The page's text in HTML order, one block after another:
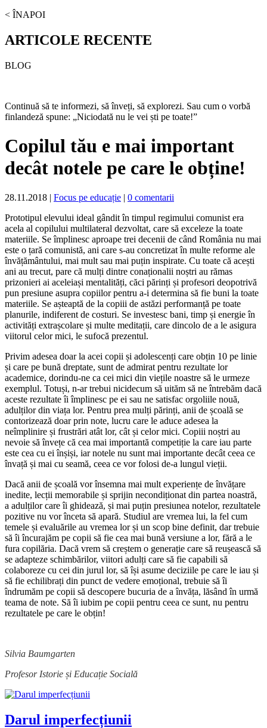
< ÎNAPOI
ARTICOLE RECENTE
BLOG
Continuă să te informezi, să înveți, să explorezi. Sau cum o vorbă
finlandeză spune: „Niciodată nu le vei ști pe toate!”
Copilul tău e mai important
decât notele pe care le obține!
28.11.2018 | Focus pe educație | 0 comentarii
Prototipul elevului ideal gândit în timpul regimului comunist era
acela al copilului multilateral dezvoltat, care să exceleze la toate
materiile. Se împlinesc aproape trei decenii de când România nu mai
este o țară comunistă, ani care s-au concretizat în multe reforme ale
învățământului, mai mult sau mai puțin inspirate. Cu toate că acești
ani au trecut, pare că mulți dintre conaționalii noștri au rămas
prizonieri ai aceleiași mentalități, căci părinți și profesori deopotrivă
pun presiune asupra copiilor pentru a-i determina să fie buni la toate
materiile. Se așteaptă de la copiii de astăzi performanță pe toate
planurile, indiferent de costuri. Se investesc bani, timp și energie în
activități extrașcolare și multe meditații, care dincolo de a le asigura
viitorul celor mici, le sufocă prezentul.
Privim adesea doar la acei copii și adolescenți care obțin 10 pe linie
și care pe bună dreptate, sunt de admirat pentru rezultate lor
academice, dorindu-ne ca cei mici din viețile noastre să le urmeze
exemplul. Totuși, n-ar trebui nicidecum să uităm să ne întrebăm dacă
aceste rezultate îi împlinesc pe ei sau ne satisfac orgoliile nouă,
adulților din viața lor. Pentru prea mulți părinți, anii de școală se
contorizează doar prin note, lucru care le aduce adesea la
neîmplinire și frustrări atât lor, cât și celor mici. Copiii noștri au
nevoie să învețe că cea mai importantă competiție la care iau parte
este cea cu ei înșiși, iar notele nu sunt mai importante decât ceea ce
învață și mai cu seamă, ceea ce vor folosi de-a lungul vieții.
Dacă anii de școală vor însemna mai mult experiențe de învățare
inedite, lecții memorabile și sprijin necondiționat din partea noastră,
a adulților care îi ghidează, și mai puțin presiunea notelor, rezultatele
pozitive nu vor înceta să apară. Studiul are vremea lui, la fel cum
temele și evaluările au vremea lor și un scop bine definit, dar trebuie
să îi încurajăm pe copii să fie cea mai bună versiune a lor, fără a le
fura copilăria. Dacă vrem să creștem o generație care să reușească să
se adapteze schimbărilor, viitori adulți care să fie capabili să
colaboreze cu cei din jurul lor, să își asume deciziile pe care le iau și
să fie echilibrați din punct de vedere emoțional, trebuie să îi
îndrumăm pe copii să descopere bucuria de a învăța, lăsând în urmă
teama de note. Să îi iubim pe copii pentru ceea ce sunt, nu pentru
rezultatele pe care le obțin!
Silvia Baumgarten
Profesor Istorie și Educație Socială
Darul imperfecțiunii